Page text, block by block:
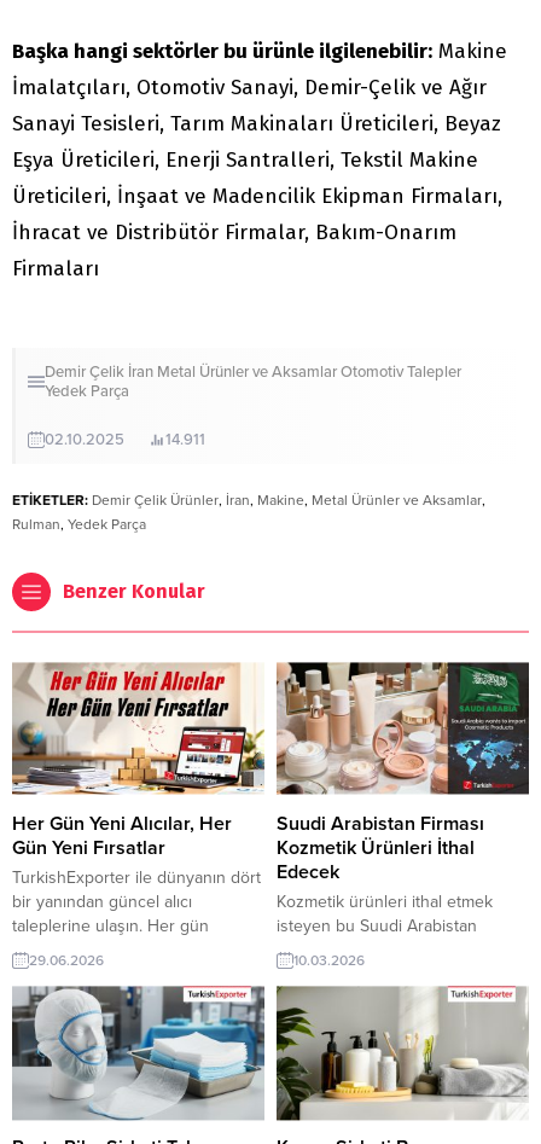
Başka hangi sektörler bu ürünle ilgilenebilir: Makine
İmalatçıları, Otomotiv Sanayi, Demir-Çelik ve Ağır
Sanayi Tesisleri, Tarım Makinaları Üreticileri, Beyaz
Eşya Üreticileri, Enerji Santralleri, Tekstil Makine
Üreticileri, İnşaat ve Madencilik Ekipman Firmaları,
İhracat ve Distribütör Firmalar, Bakım-Onarım
Firmaları
Demir Çelik İran Metal Ürünler ve AksamlarOtomotivTalepler
Yedek Parça
02.10.2025 14.911
ETİKETLER: Demir Çelik Ürünler, İran, Makine, Metal Ürünler ve Aksamlar,
Rulman, Yedek Parça
Benzer Konular
Her Gün Yeni Alıcılar, Her
Gün Yeni Fırsatlar
TurkishExporter ile dünyanın dört
bir yanından güncel alıcı
taleplerine ulaşın. Her gün
yayınlanan yeni ihracat fırsatları
sayesinde potansiyel müşterilerle
tanışın, tekliflerinizi doğrudan
iletin ve markanızı uluslararası
pazarlarda daha fazla alıcıyla
buluşturun. ⮩ Yüzlerce yeni
ihracat fırsatlarını görüntüleyin!
Nikaragua Firması, Cross Cut
29.06.2026
Suudi Arabistan Firması
Kozmetik Ürünleri İthal
Edecek
Kozmetik ürünleri ithal etmek
isteyen bu Suudi Arabistan
firmasına, Türkiye’de kişisel bakım
ve güzellik ile kozmetik ürünleri
üreticisi veya tedarikçisi olan
ihracatçı firmalar teklif sunabilirler.
Yeni bir ihracat pazarı fırsatı olan
bu alım ilanının iletişim bilgilerine
TurkishExporter VIP üyeleri ile TE
üyelik kredisi sahibi ihracat
10.03.2026